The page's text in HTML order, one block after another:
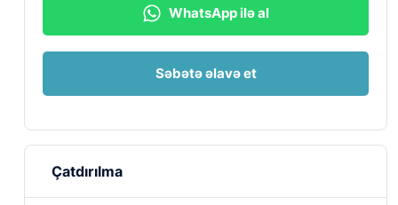
WhatsApp ilə al
Səbətə əlavə et
Çatdırılma